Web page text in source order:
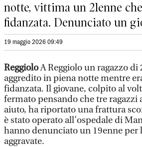
notte, vittima un 21enne
fidanzata. Denunciato un
19 maggio 2026 09:49
ReggioloA Reggiolo un ragazzo di
aggredito in piena notte mentre
fidanzata. Il giovane, colpito al
fermato pensando che tre ragazzi
aiuto, ha riportato una frattura
è stato operato all’ospedale di
hanno denunciato un 19enne per
aggravate.